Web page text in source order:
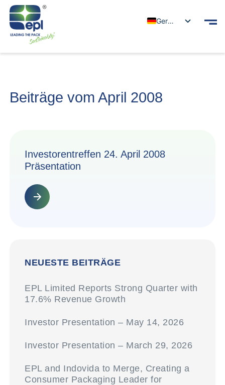
German
Beiträge vom April 2008
Investorentreffen 24. April 2008
Präsentation
NEUESTE BEITRÄGE
EPL Limited Reports Strong Quarter with
17.6% Revenue Growth
Investor Presentation – May 14, 2026
Investor Presentation – March 29, 2026
EPL and Indovida to Merge, Creating a
Consumer Packaging Leader for